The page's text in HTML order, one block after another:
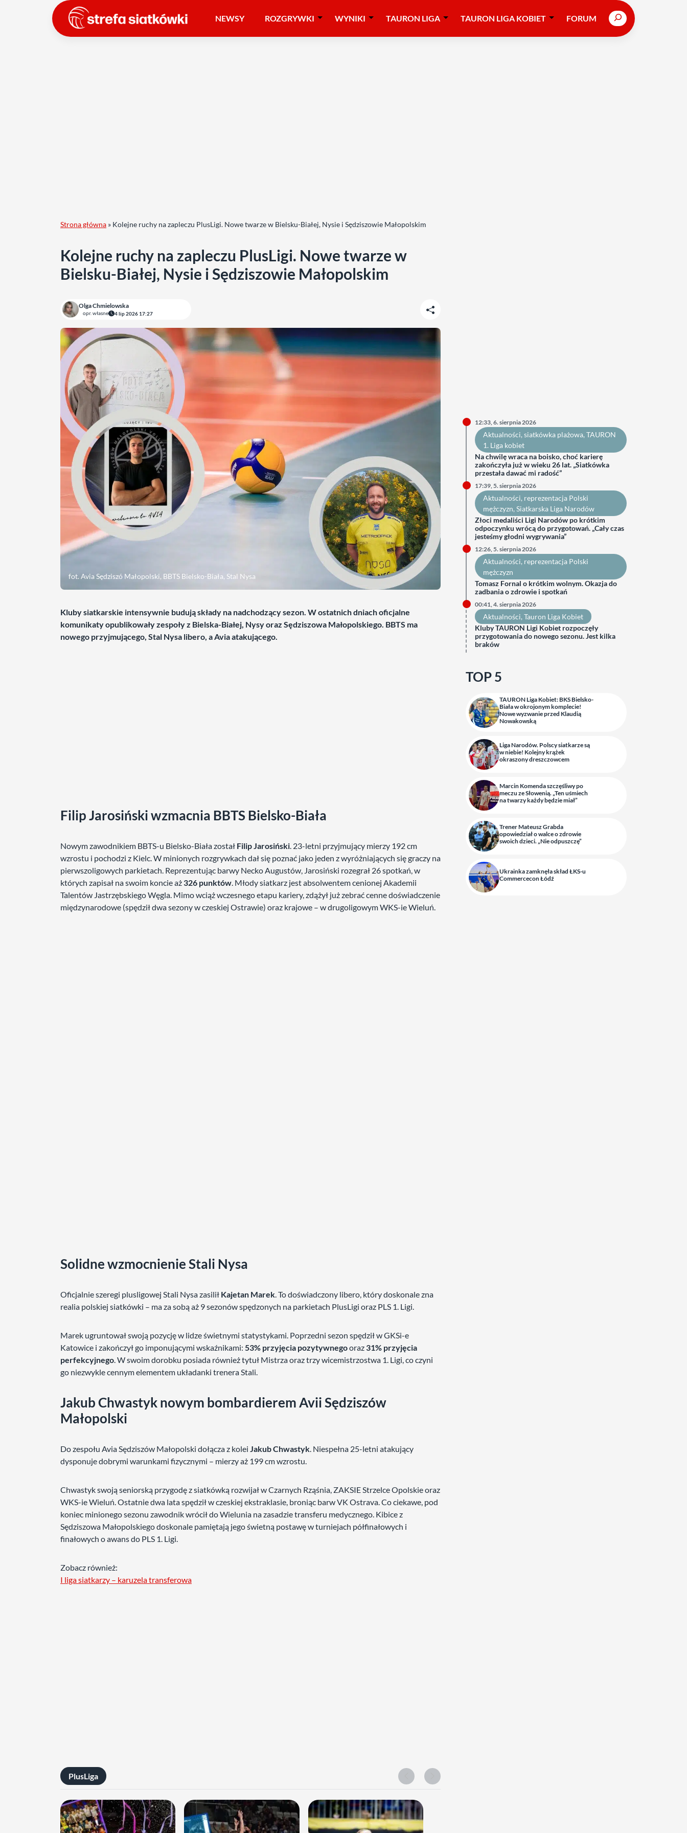
NEWSY ROZGRYWKI WYNIKI TAURON LIGA TAURON LIGA KOBIET FORUM Search
Strona główna » Kolejne ruchy na zapleczu PlusLigi. Nowe twarze w Bielsku-Białej, Nysie i Sędziszowie Małopolskim
Kolejne ruchy na zapleczu PlusLigi. Nowe twarze w
Bielsku-Białej, Nysie i Sędziszowie Małopolskim
Olga Chmielowska
opr. własne 4 lip 2026 17:27
fot. Avia Sędziszó Małopolski, BBTS Bielsko-Biała, Stal Nysa
Kluby siatkarskie intensywnie budują składy na nadchodzący sezon. W ostatnich dniach oficjalne
komunikaty opublikowały zespoły z Bielska-Białej, Nysy oraz Sędziszowa Małopolskiego. BBTS ma
nowego przyjmującego, Stal Nysa libero, a Avia atakującego.
Filip Jarosiński wzmacnia BBTS Bielsko-Biała
Nowym zawodnikiem BBTS-u Bielsko-Biała został Filip Jarosiński. 23-letni przyjmujący mierzy 192 cm
wzrostu i pochodzi z Kielc. W minionych rozgrywkach dał się poznać jako jeden z wyróżniających się graczy na
pierwszoligowych parkietach. Reprezentując barwy Necko Augustów, Jarosiński rozegrał 26 spotkań, w
których zapisał na swoim koncie aż 326 punktów. Młody siatkarz jest absolwentem cenionej Akademii
Talentów Jastrzębskiego Węgla. Mimo wciąż wczesnego etapu kariery, zdążył już zebrać cenne doświadczenie
międzynarodowe (spędził dwa sezony w czeskiej Ostrawie) oraz krajowe – w drugoligowym WKS-ie Wieluń.
Solidne wzmocnienie Stali Nysa
Oficjalnie szeregi plusligowej Stali Nysa zasilił Kajetan Marek. To doświadczony libero, który doskonale zna
realia polskiej siatkówki – ma za sobą aż 9 sezonów spędzonych na parkietach PlusLigi oraz PLS 1. Ligi.
Marek ugruntował swoją pozycję w lidze świetnymi statystykami. Poprzedni sezon spędził w GKSi-e
Katowice i zakończył go imponującymi wskaźnikami: 53% przyjęcia pozytywnegooraz 31% przyjęcia
perfekcyjnego. W swoim dorobku posiada również tytuł Mistrza oraz trzy wicemistrzostwa 1. Ligi, co czyni
go niezwykle cennym elementem układanki trenera Stali.
Jakub Chwastyk nowym bombardierem Avii Sędziszów
Małopolski
Do zespołu Avia Sędziszów Małopolski dołącza z kolei Jakub Chwastyk. Niespełna 25-letni atakujący
dysponuje dobrymi warunkami fizycznymi – mierzy aż 199 cm wzrostu.
Chwastyk swoją seniorską przygodę z siatkówką rozwijał w Czarnych Rząśnia, ZAKSIE Strzelce Opolskie oraz
WKS-ie Wieluń. Ostatnie dwa lata spędził w czeskiej ekstraklasie, broniąc barw VK Ostrava. Co ciekawe, pod
koniec minionego sezonu zawodnik wrócił do Wielunia na zasadzie transferu medycznego. Kibice z
Sędziszowa Małopolskiego doskonale pamiętają jego świetną postawę w turniejach półfinałowych i
finałowych o awans do PLS 1. Ligi.
Zobacz również:
I liga siatkarzy – karuzela transferowa
PlusLiga
12:33, 6. sierpnia 2026
Aktualności, siatkówka plażowa, TAURON
1. Liga kobiet
Na chwilę wraca na boisko, choć karierę
zakończyła już w wieku 26 lat. „Siatkówka
przestała dawać mi radość”
17:39, 5. sierpnia 2026
Aktualności, reprezentacja Polski
mężczyzn, Siatkarska Liga Narodów
Złoci medaliści Ligi Narodów po krótkim
odpoczynku wrócą do przygotowań. „Cały czas
jesteśmy głodni wygrywania”
12:26, 5. sierpnia 2026
Aktualności, reprezentacja Polski
mężczyzn
Tomasz Fornal o krótkim wolnym. Okazja do
zadbania o zdrowie i spotkań
00:41, 4. sierpnia 2026
Aktualności, Tauron Liga Kobiet
Kluby TAURON Ligi Kobiet rozpoczęły
przygotowania do nowego sezonu. Jest kilka
braków
TOP 5
TAURON Liga Kobiet: BKS Bielsko-
Biała w okrojonym komplecie!
Nowe wyzwanie przed Klaudią
Nowakowską
Liga Narodów. Polscy siatkarze są
w niebie! Kolejny krążek
okraszony dreszczowcem
Marcin Komenda szczęśliwy po
meczu ze Słowenią. „Ten uśmiech
na twarzy każdy będzie miał”
Trener Mateusz Grabda
opowiedział o walce o zdrowie
swoich dzieci. „Nie odpuszczę”
Ukrainka zamknęła skład ŁKS-u
Commercecon Łódź